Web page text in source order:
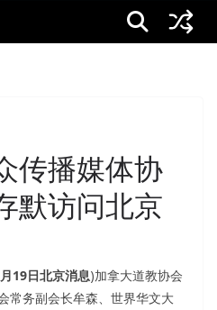
传播媒体协
默访问北京
19日北京消息)加拿大道教协会
常务副会长牟森、世界华文大